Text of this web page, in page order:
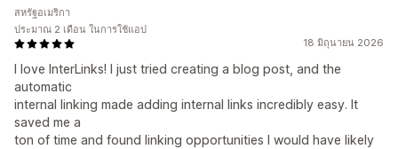
18 มิถุนายน 2026
I love InterLinks! I just tried creating a blog post, and the
automatic
internal linking made adding internal links incredibly easy. It
saved me a
ton of time and found linking opportunities I would have likely
สหรัฐอเมริกา
ประมาณ 2 เดือน ในการใช้แอป